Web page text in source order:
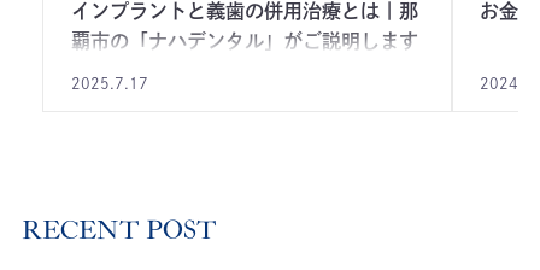
インプラントと義歯の併用治療とは｜那
覇市の「ナハデンタル」がご説明します
2025.7.17
お金
RECENT POST